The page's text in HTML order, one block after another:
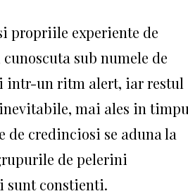
propriile experiente de
sub numele de
intr-un ritm alert, iar restul
mai ales in
credinciosi se aduna la
de pelerini
sunt constienti.